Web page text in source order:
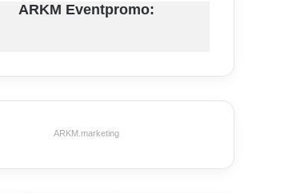
ARKM Eventpromo:
ARKM.marketing